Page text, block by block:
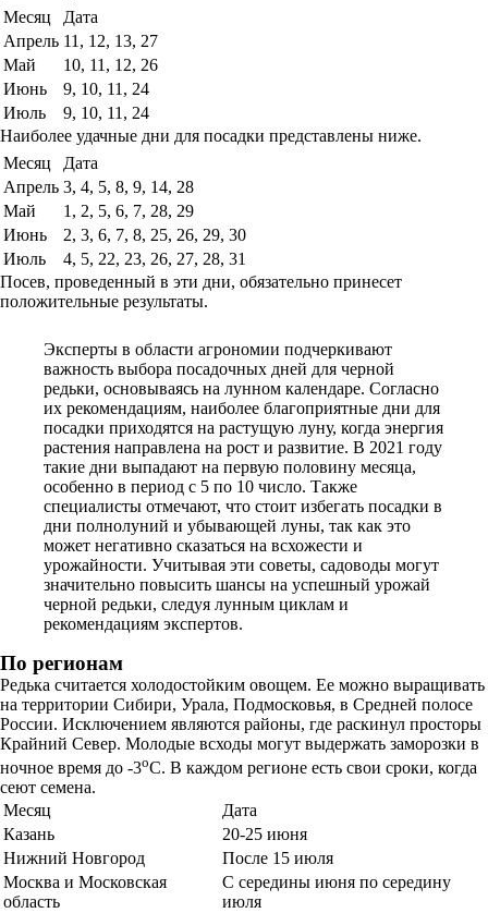
Месяц
Дата
Апрель 11, 12, 13, 27
Май
10, 11, 12, 26
Июнь
9, 10, 11, 24
Июль
9, 10, 11, 24
Наиболее удачные дни для посадки представлены ниже.
Месяц
Дата
Апрель 3, 4, 5, 8, 9, 14, 28
Май
1, 2, 5, 6, 7, 28, 29
Июнь
2, 3, 6, 7, 8, 25, 26, 29, 30
Июль
4, 5, 22, 23, 26, 27, 28, 31
Посев, проведенный в эти дни, обязательно принесет
положительные результаты.
Эксперты в области агрономии подчеркивают
важность выбора посадочных дней для черной
редьки, основываясь на лунном календаре. Согласно
их рекомендациям, наиболее благоприятные дни для
посадки приходятся на растущую луну, когда энергия
растения направлена на рост и развитие. В 2021 году
такие дни выпадают на первую половину месяца,
особенно в период с 5 по 10 число. Также
специалисты отмечают, что стоит избегать посадки в
дни полнолуний и убывающей луны, так как это
может негативно сказаться на всхожести и
урожайности. Учитывая эти советы, садоводы могут
значительно повысить шансы на успешный урожай
черной редьки, следуя лунным циклам и
рекомендациям экспертов.
По регионам
Редька считается холодостойким овощем. Ее можно выращивать
на территории Сибири, Урала, Подмосковья, в Средней полосе
России. Исключением являются районы, где раскинул просторы
Крайний Север. Молодые всходы могут выдержать заморозки в
ночное время до -3оС. В каждом регионе есть свои сроки, когда
сеют семена.
Месяц
Дата
Казань
20-25 июня
Нижний Новгород
После 15 июля
Москва и Московская
область
С середины июня по середину
июля